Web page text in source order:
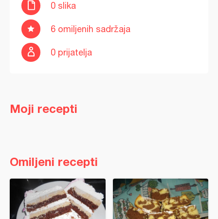
0 slika
6 omiljenih sadržaja
0 prijatelja
Moji recepti
Omiljeni recepti